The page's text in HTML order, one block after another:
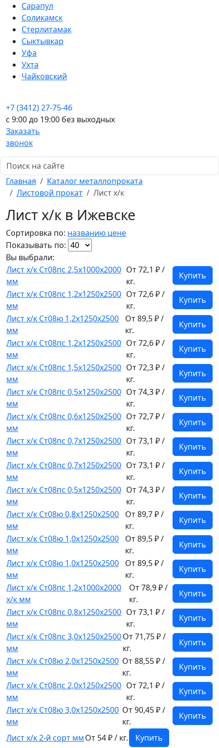
Сарапул
Соликамск
Стерлитамак
Сыктывкар
Уфа
Ухта
Чайковский
+7 (3412) 27-75-46
c 9:00 до 19:00 без выходных
Заказать
звонок
Главная
Каталог металлопроката
Листовой прокат
Лист х/к
Лист х/к в Ижевске
Сортировка по: названию цене
Показывать по:
Вы выбрали:
Лист х/к Ст08пс 2,5x1000x2000
мм
От 72,1 ₽ /
кг.
Купить
Лист х/к Ст08пс 1,2x1250x2500
мм
От 72,6 ₽ /
кг.
Купить
Лист х/к Ст08ю 1,2x1250x2500
мм
От 89,5 ₽ /
кг.
Купить
Лист х/к Ст08пс 1,2x1250x2500
мм
От 72,6 ₽ /
кг.
Купить
Лист х/к Ст08пс 1,5x1250x2500
мм
От 72,3 ₽ /
кг.
Купить
Лист х/к Ст08пс 0,5x1250x2500
мм
От 74,3 ₽ /
кг.
Купить
Лист х/к Ст08пс 0,6x1250x2500
мм
От 72,7 ₽ /
кг.
Купить
Лист х/к Ст08пс 0,7x1250x2500
мм
От 73,1 ₽ /
кг.
Купить
Лист х/к Ст08пс 0,7x1250x2500
мм
От 73,1 ₽ /
кг.
Купить
Лист х/к Ст08пс 0,5x1250x2500
мм
От 74,3 ₽ /
кг.
Купить
Лист х/к Ст08ю 0,8x1250x2500
мм
От 89,7 ₽ /
кг.
Купить
Лист х/к Ст08ю 1,0x1250x2500
мм
От 89,5 ₽ /
кг.
Купить
Лист х/к Ст08ю 1,0x1250x2500
мм
От 89,5 ₽ /
кг.
Купить
Лист х/к Ст08пс 1,2x1000x2000
х/к мм
От 78,9 ₽ /
кг.
Купить
Лист х/к Ст08пс 0,8x1250x2500
мм
От 73,1 ₽ /
кг.
Купить
Лист х/к Ст08пс 3,0x1250x2500
мм
От 71,75 ₽ /
кг.
Купить
Лист х/к Ст08ю 2,0x1250x2500
мм
От 88,55 ₽ /
кг.
Купить
Лист х/к Ст08пс 2,0x1250x2500
мм
От 72,1 ₽ /
кг.
Купить
Лист х/к Ст08ю 3,0x1250x2500
мм
От 90,45 ₽ /
кг.
Купить
Лист х/к 2-й сорт ммОт 54 ₽ / кг.
Купить